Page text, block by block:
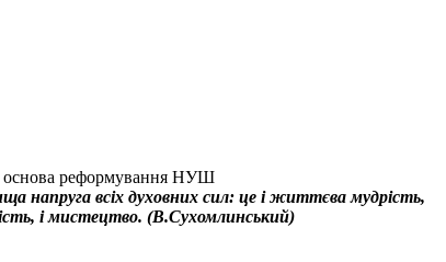
основа реформування НУШ
напруга всіх духовних сил: це і життєва мудрість,
і мистецтво. (В.Сухомлинський)